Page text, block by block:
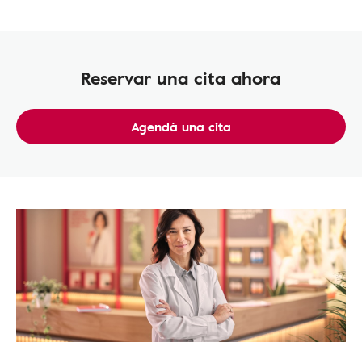
Reservar una cita ahora
Agendá una cita